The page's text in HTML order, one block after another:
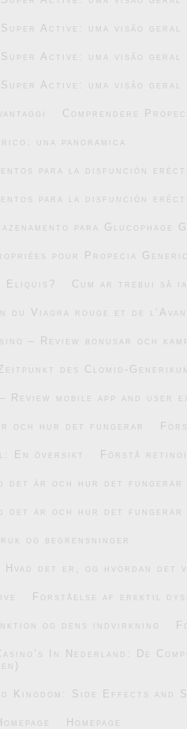
Active: uma visão geral
Active: uma visão geral
Active: uma visão geral
Comprendere
una panoramica
para la disfunción
para la disfunción
para Glucophage
pour Propecia Generic
Eliquis? Cum ar trebui să
du Viagra rouge et de
– Review bonusar och
des Clomid-
Review mobile app and
och hur det fungerar
En översikt Förstå
det är och hur det fungerar
det är och hur det fungerar
og begrensninger
det er, og hvordan det
Forståelse af erektil
og dens indvirkning
In Nederland: De
Kingdom: Side Effects and
Homepage